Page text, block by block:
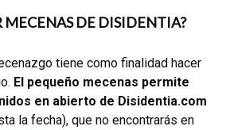
MECENAS DE DISIDENTIA?
tiene como finalidad hacer
El pequeño mecenas permite
en abierto de Disidentia.com
la fecha), que no encontrarás en